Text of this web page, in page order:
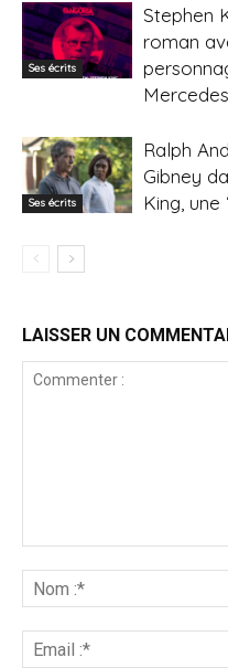
Ses écrits
Stephen
roman
Mercedes
Ses écrits
Ralph
Gibney
King, une
LAISSER UN